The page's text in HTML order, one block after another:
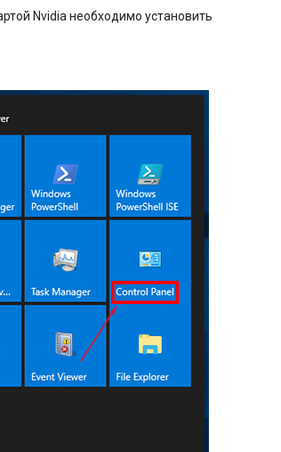
Nvidia необходимо установить